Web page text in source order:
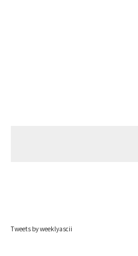
Tweets by weeklyascii